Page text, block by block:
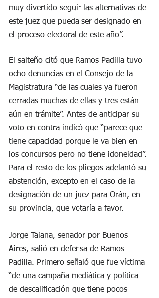
muy divertido seguir las alternativas de
este juez que pueda ser designado en
el proceso electoral de este año”.
El salteño citó que Ramos Padilla tuvo
ocho denuncias en el Consejo de la
Magistratura “de las cuales ya fueron
cerradas muchas de ellas y tres están
aún en trámite”. Antes de anticipar su
voto en contra indicó que “parece que
tiene capacidad porque le va bien en
los concursos pero no tiene idoneidad”.
Para el resto de los pliegos adelantó su
abstención, excepto en el caso de la
designación de un juez para Orán, en
su provincia, que votaría a favor.
Jorge Taiana, senador por Buenos
Aires, salió en defensa de Ramos
Padilla. Primero señaló que fue víctima
“de una campaña mediática y política
de descalificación que tiene pocos